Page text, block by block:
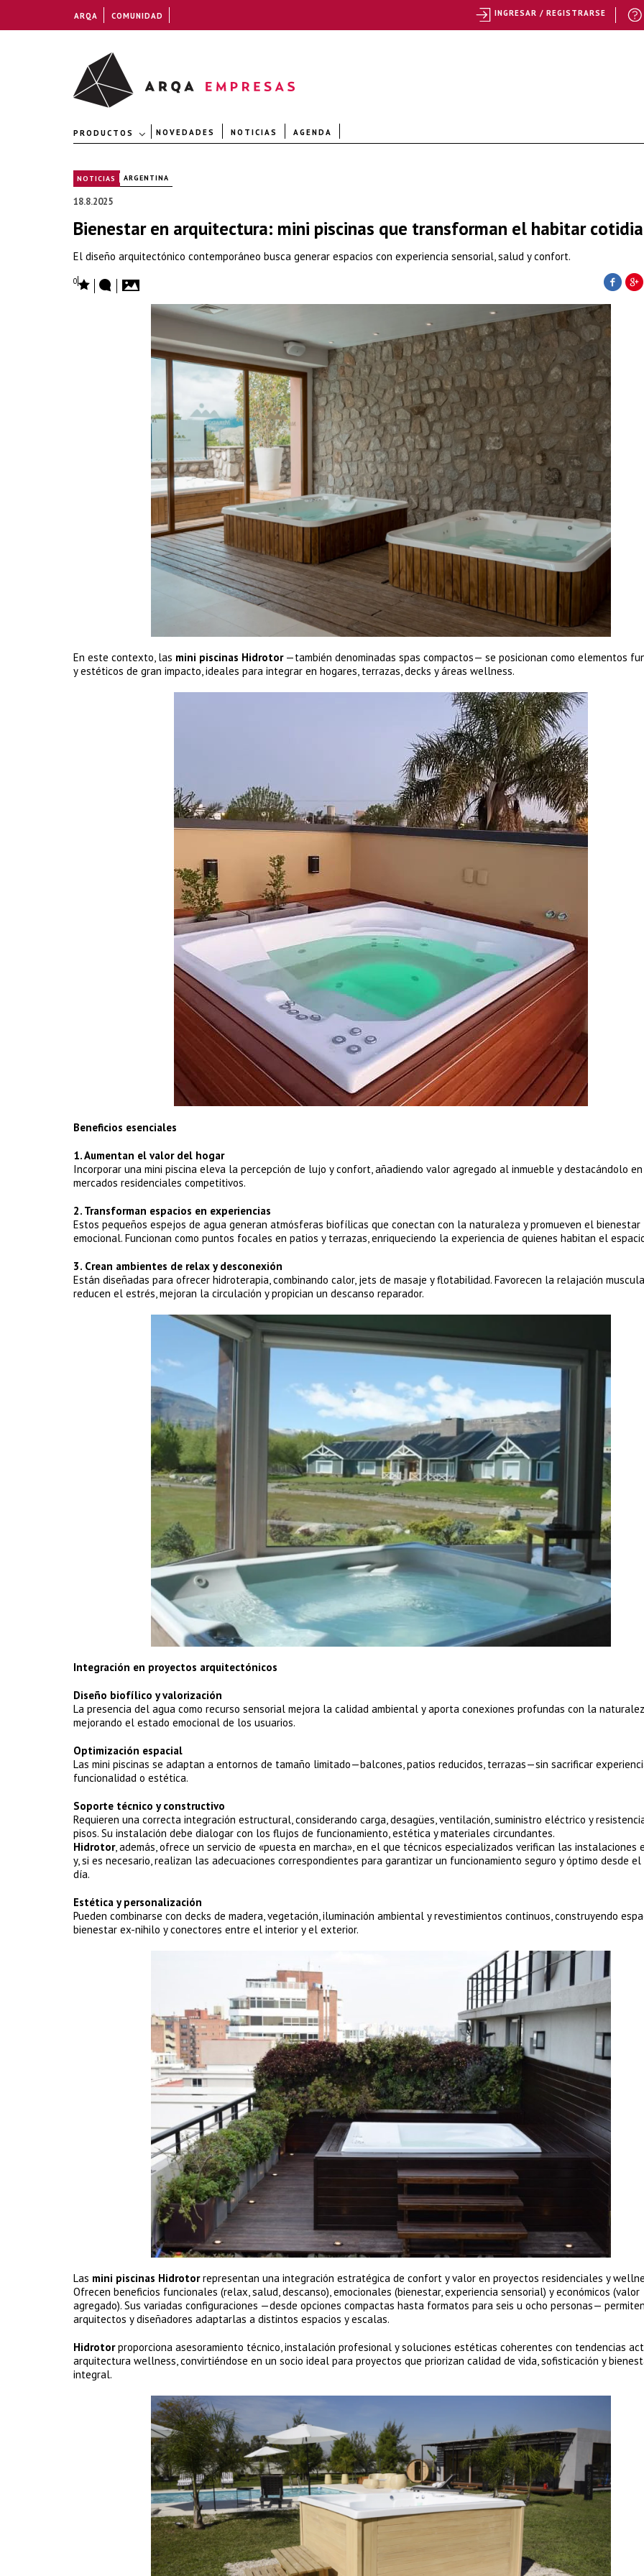
PRODUCTOS NOVEDADES NOTICIAS AGENDA
NOTICIAS | ARGENTINA
18.8.2025
Bienestar en arquitectura: mini piscinas que transforman el habitar
El diseño arquitectónico contemporáneo busca generar espacios con experiencia sensorial, salud y confort.
0
En este contexto, las mini piscinas Hidrotor—también denominadas spas compactos— se posicionan como elementos
y estéticos de gran impacto, ideales para integrar en hogares, terrazas, decks y áreas wellness.
Beneficios esenciales
1. Aumentan el valor del hogar
Incorporar una mini piscina eleva la percepción de lujo y confort, añadiendo valor agregado al inmueble y destacándolo en
mercados residenciales competitivos.
2. Transforman espacios en experiencias
Estos pequeños espejos de agua generan atmósferas biofílicas que conectan con la naturaleza y promueven el bienestar
emocional. Funcionan como puntos focales en patios y terrazas, enriqueciendo la experiencia de quienes habitan el
3. Crean ambientes de relax y desconexión
Están diseñadas para ofrecer hidroterapia, combinando calor, jets de masaje y flotabilidad. Favorecen la relajación
reducen el estrés, mejoran la circulación y propician un descanso reparador.
Integración en proyectos arquitectónicos
Diseño biofílico y valorización
La presencia del agua como recurso sensorial mejora la calidad ambiental y aporta conexiones profundas con la
mejorando el estado emocional de los usuarios.
Optimización espacial
Las mini piscinas se adaptan a entornos de tamaño limitado—balcones, patios reducidos, terrazas—sin sacrificar
funcionalidad o estética.
Soporte técnico y constructivo
Requieren una correcta integración estructural, considerando carga, desagües, ventilación, suministro eléctrico y
pisos. Su instalación debe dialogar con los flujos de funcionamiento, estética y materiales circundantes.
Hidrotor, además, ofrece un servicio de «puesta en marcha», en el que técnicos especializados verifican las instalaciones
y, si es necesario, realizan las adecuaciones correspondientes para garantizar un funcionamiento seguro y óptimo desde el
día.
Estética y personalización
Pueden combinarse con decks de madera, vegetación, iluminación ambiental y revestimientos continuos, construyendo
bienestar ex-nihilo y conectores entre el interior y el exterior.
Las mini piscinas Hidrotorrepresentan una integración estratégica de confort y valor en proyectos residenciales y
Ofrecen beneficios funcionales (relax, salud, descanso), emocionales (bienestar, experiencia sensorial) y económicos (valor
agregado). Sus variadas configuraciones —desde opciones compactas hasta formatos para seis u ocho personas—
arquitectos y diseñadores adaptarlas a distintos espacios y escalas.
Hidrotorproporciona asesoramiento técnico, instalación profesional y soluciones estéticas coherentes con tendencias
arquitectura wellness, convirtiéndose en un socio ideal para proyectos que priorizan calidad de vida, sofisticación y
integral.
ARQA COMUNIDAD INGRESAR / REGISTRARSE